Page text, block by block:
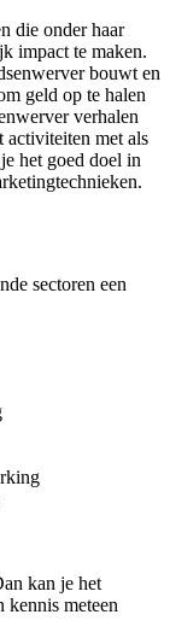
die onder haar
impact te maken.
bouwt en
geld op te halen
verhalen
activiteiten met als
het goed doel in
sectoren een
kan je het
kennis meteen